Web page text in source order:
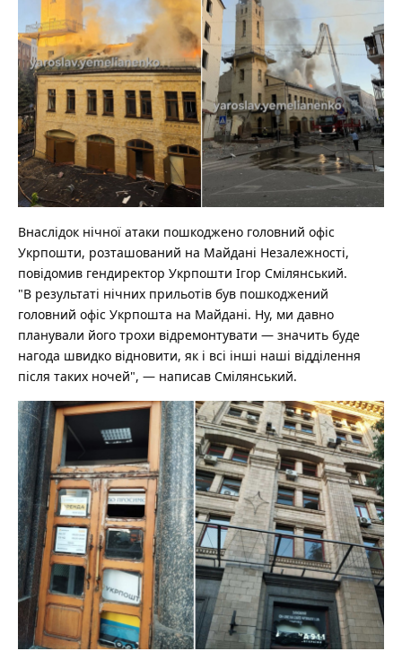
Внаслідок нічної атаки пошкоджено головний офіс
Укрпошти, розташований на Майдані Незалежності,
повідомив гендиректор Укрпошти Ігор Смілянський.
"В результаті нічних прильотів був пошкоджений
головний офіс Укрпошта на Майдані. Ну, ми давно
планували його трохи відремонтувати — значить буде
нагода швидко відновити, як і всі інші наші відділення
після таких ночей", — написав Смілянський.